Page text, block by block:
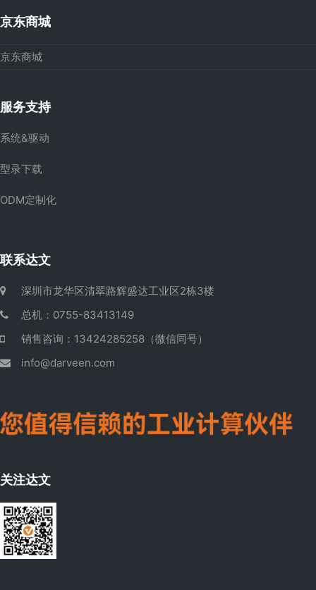
京东商城
京东商城
服务支持
系统&驱动
型录下载
ODM定制化
联系达文
深圳市龙华区清翠路辉盛达工业区2栋3楼
总机：0755-83413149
销售咨询：13424285258（微信同号）
info@darveen.com
关注达文